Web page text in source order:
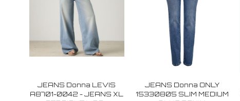
JEANS Donna LEVIS
A8701-0042 - JEANS XL
JEANS Donna ONLY
15330805 SLIM MEDIUM